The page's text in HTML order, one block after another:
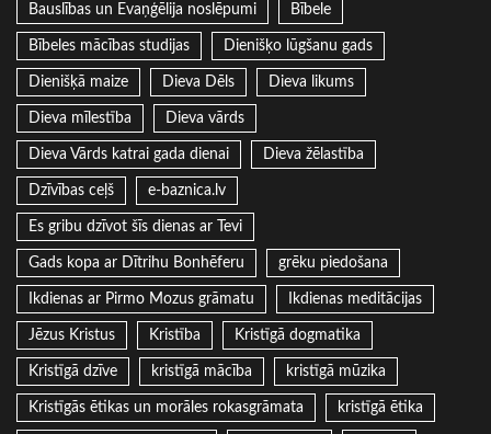
Bauslības un Evaņģēlija noslēpumi Bībele
Bībeles mācības studijas Dienišķo lūgšanu gads
Dienišķā maize Dieva Dēls Dieva likums
Dieva mīlestība Dieva vārds
Dieva Vārds katrai gada dienai Dieva žēlastība
Dzīvības ceļš e-baznica.lv
Es gribu dzīvot šīs dienas ar Tevi
Gads kopa ar Dītrihu Bonhēferu grēku piedošana
Ikdienas ar Pirmo Mozus grāmatu Ikdienas meditācijas
Jēzus Kristus Kristība Kristīgā dogmatika
Kristīgā dzīve kristīgā mācība kristīgā mūzika
Kristīgās ētikas un morāles rokasgrāmata kristīgā ētika